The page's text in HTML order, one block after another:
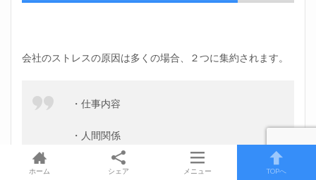
会社のストレスの原因は多くの場合、２つに集約されます。
・仕事内容
・人間関係
出典：会社員の悩みランキング
ホーム シェア メニュー TOPへ